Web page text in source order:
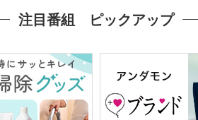
注目番組 ピックアップ